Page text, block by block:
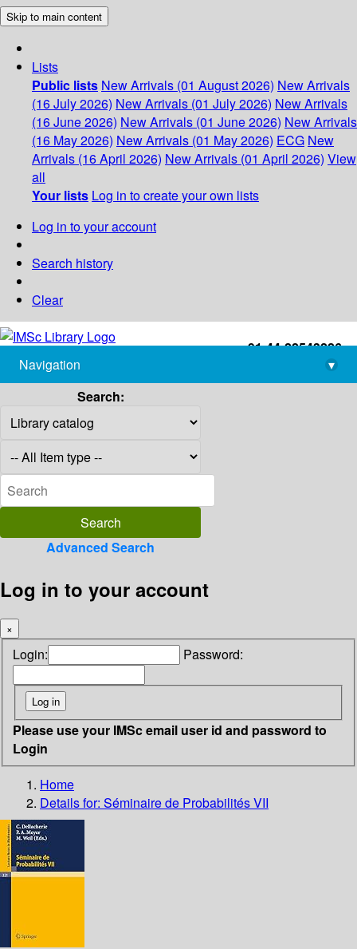
Skip to main content
Lists
Public lists New Arrivals (01 August 2026) New Arrivals
(16 July 2026) New Arrivals (01 July 2026) New Arrivals
(16 June 2026) New Arrivals (01 June 2026) New Arrivals
(16 May 2026) New Arrivals (01 May 2026) ECG New
Arrivals (16 April 2026) New Arrivals (01 April 2026) View
all
Your lists Log in to create your own lists
Log in to your account
Search history
Clear
+91-44-22543226
library@imsc.res.in
Navigation
▾
Search:
Advanced Search
Log in to your account
×
Login: Password:
Please use your IMSc email user id and password to
Login
Home
Details for: Séminaire de Probabilités VII